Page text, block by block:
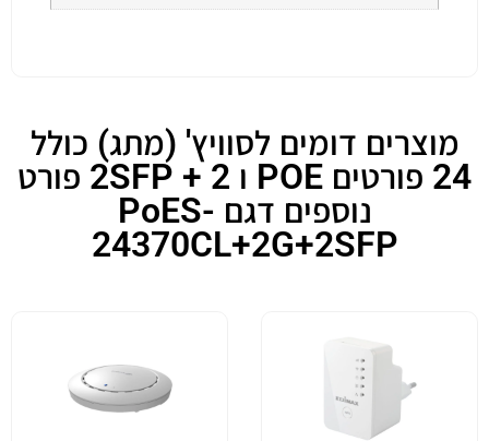
מוצרים דומים לסוויץ' (מתג) כולל
24 פורטים POE ו 2 + 2SFP פורט
נוספים דגם PoES-
24370CL+2G+2SFP